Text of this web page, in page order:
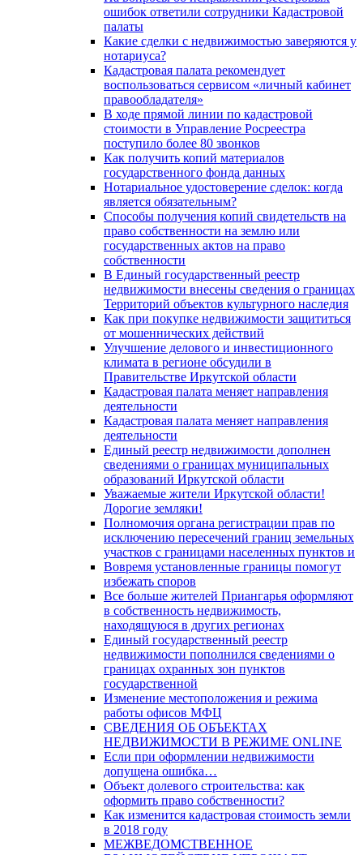
ошибок ответили сотрудники Кадастровой
палаты
Какие сделки с недвижимостью заверяются у
нотариуса?
Кадастровая палата рекомендует
воспользоваться сервисом «личный кабинет
правообладателя»
В ходе прямой линии по кадастровой
стоимости в Управление Росреестра
поступило более 80 звонков
Как получить копий материалов
государственного фонда данных
Нотариальное удостоверение сделок: когда
является обязательным?
Способы получения копий свидетельств на
право собственности на землю или
государственных актов на право
собственности
В Единый государственный реестр
недвижимости внесены сведения о границах
Территорий объектов культурного наследия
Как при покупке недвижимости защититься
от мошеннических действий
Улучшение делового и инвестиционного
климата в регионе обсудили в
Правительстве Иркутской области
Кадастровая палата меняет направления
деятельности
Кадастровая палата меняет направления
деятельности
Единый реестр недвижимости дополнен
сведениями о границах муниципальных
образований Иркутской области
Уважаемые жители Иркутской области!
Дорогие земляки!
Полномочия органа регистрации прав по
исключению пересечений границ земельных
участков с границами населенных пунктов и
Вовремя установленные границы помогут
избежать споров
Все больше жителей Приангарья оформляют
в собственность недвижимость,
находящуюся в других регионах
Единый государственный реестр
недвижимости пополнился сведениями о
границах охранных зон пунктов
государственной
Изменение местоположения и режима
работы офисов МФЦ
СВЕДЕНИЯ ОБ ОБЪЕКТАХ
НЕДВИЖИМОСТИ В РЕЖИМЕ ONLINE
Если при оформлении недвижимости
допущена ошибка…
Объект долевого строительства: как
оформить право собственности?
Как изменится кадастровая стоимость земли
в 2018 году
МЕЖВЕДОМСТВЕННОЕ